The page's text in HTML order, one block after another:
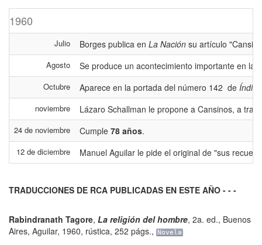
1960
Julio Borges publica en La Nación su artículo
Agosto Se produce un acontecimiento importante en la
Octubre Aparece en la portada del número 142 de Índice
noviembre Lázaro Schallman le propone a Cansinos, a
24 de noviembre Cumple 78 años.
12 de diciembre Manuel Aguilar le pide el original de "sus
TRADUCCIONES DE RCA PUBLICADAS EN ESTE AÑO - - -
Rabindranath Tagore, La religión del hombre, 2a. ed., Buenos
Aires, Aguilar, 1960, rústica, 252 págs., Novela